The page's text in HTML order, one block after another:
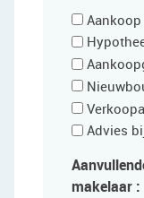
Advies
makelaar :